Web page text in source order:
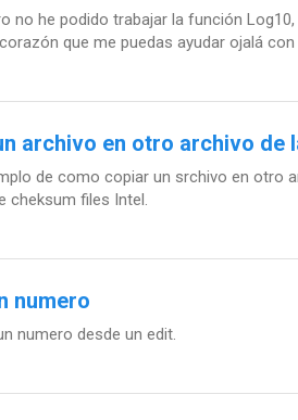
no he podido trabajar la función
que me puedas ayudar ojalá con
archivo en otro archivo de
de como copiar un srchivo en otro
cheksum files Intel.
numero
numero desde un edit.